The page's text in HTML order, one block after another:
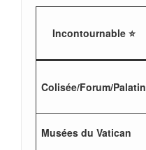
Incontournable ⭐
Colisée/Forum/Palatin
Musées du Vatican